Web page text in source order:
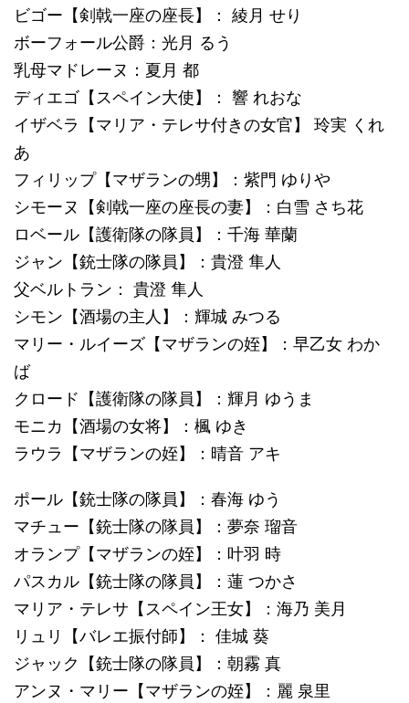
ビゴー【剣戟一座の座長】： 綾月 せり
ボーフォール公爵：光月 るう
乳母マドレーヌ：夏月 都
ディエゴ【スペイン大使】： 響 れおな
イザベラ【マリア・テレサ付きの女官】 玲実 くれ
あ
フィリップ【マザランの甥】：紫門 ゆりや
シモーヌ【剣戟一座の座長の妻】：白雪 さち花
ロベール【護衛隊の隊員】：千海 華蘭
ジャン【銃士隊の隊員】：貴澄 隼人
父ベルトラン： 貴澄 隼人
シモン【酒場の主人】：輝城 みつる
マリー・ルイーズ【マザランの姪】：早乙女 わか
ば
クロード【護衛隊の隊員】：輝月 ゆうま
モニカ【酒場の女将】：楓 ゆき
ラウラ【マザランの姪】：晴音 アキ
ポール【銃士隊の隊員】：春海 ゆう
マチュー【銃士隊の隊員】：夢奈 瑠音
オランプ【マザランの姪】：叶羽 時
パスカル【銃士隊の隊員】：蓮 つかさ
マリア・テレサ【スペイン王女】：海乃 美月
リュリ【バレエ振付師】： 佳城 葵
ジャック【銃士隊の隊員】：朝霧 真
アンヌ・マリー【マザランの姪】：麗 泉里